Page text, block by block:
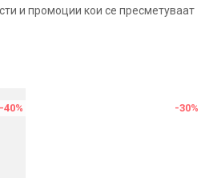
и промоции кои се пресметуваат
-40% -30%